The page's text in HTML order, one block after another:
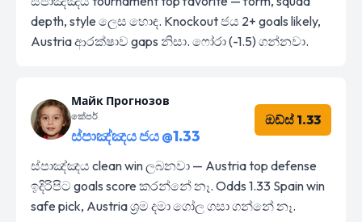
depth, style ලෙස හොඳ. Knockout ජය 2+ goals likely,
Austria ආරක්ෂාව gaps නිසා. ෆෝරා (-1.5) ගන්නවා.
Майк Прогнозов
කේපර්
ස්පාඤ්ඤය ජය @1.33
ඔඩ්ස් 1.33
ස්පාඤ්ඤය clean win ලබනවා — Austria top defense
ඉදිරිපිට goals score කරන්නේ නෑ. Odds 1.33 Spain win
safe pick, Austria ශ්‍රම දමා ගෝල ගසා ගන්නේ නෑ.